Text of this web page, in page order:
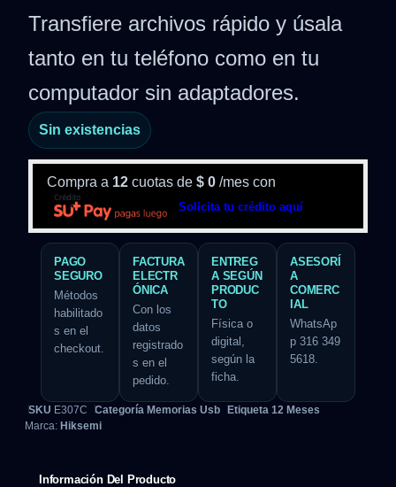
Transfiere archivos rápido y úsala
tanto en tu teléfono como en tu
computador sin adaptadores.
Sin existencias
Compra a 12 cuotas de $ 0 /mes con
Solicita tu crédito aquí
PAGO
SEGURO
Métodos
habilitado
s en el
checkout.
FACTURA
ELECTR
ÓNICA
Con los
datos
registrado
s en el
pedido.
ENTREG
A SEGÚN
PRODUC
TO
Física o
digital,
según la
ficha.
ASESORÍ
A
COMERC
IAL
WhatsAp
p 316 349
5618.
SKU E307C Categoría Memorias Usb Etiqueta 12 Meses
Marca: Hiksemi
Información Del Producto